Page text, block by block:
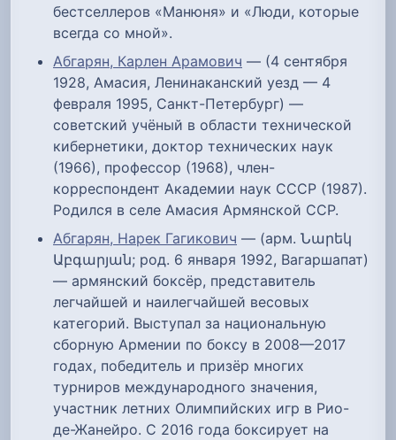
бестселлеров «Манюня» и «Люди, которые
всегда со мной».
Абгарян, Карлен Арамович — (4 сентября
1928, Амасия, Ленинаканский уезд — 4
февраля 1995, Санкт-Петербург) —
советский учёный в области технической
кибернетики, доктор технических наук
(1966), профессор (1968), член-
корреспондент Академии наук СССР (1987).
Родился в селе Амасия Армянской ССР.
Абгарян, Нарек Гагикович — (арм. Նարեկ
Աբգարյան; род. 6 января 1992, Вагаршапат)
— армянский боксёр, представитель
легчайшей и наилегчайшей весовых
категорий. Выступал за национальную
сборную Армении по боксу в 2008—2017
годах, победитель и призёр многих
турниров международного значения,
участник летних Олимпийских игр в Рио-
де-Жанейро. С 2016 года боксирует на